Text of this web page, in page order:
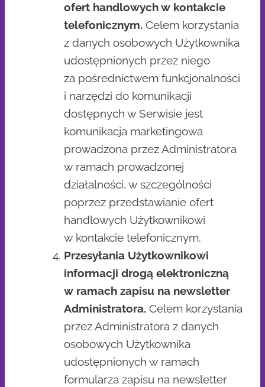
ofert handlowych w kontakcie
telefonicznym. Celem korzystania
z danych osobowych Użytkownika
udostępnionych przez niego
za pośrednictwem funkcjonalności
i narzędzi do komunikacji
dostępnych w Serwisie jest
komunikacja marketingowa
prowadzona przez Administratora
w ramach prowadzonej
działalności, w szczególności
poprzez przedstawianie ofert
handlowych Użytkownikowi
w kontakcie telefonicznym.
Przesyłania Użytkownikowi
informacji drogą elektroniczną
w ramach zapisu na newsletter
Administratora. Celem korzystania
przez Administratora z danych
osobowych Użytkownika
udostępnionych w ramach
formularza zapisu na newsletter